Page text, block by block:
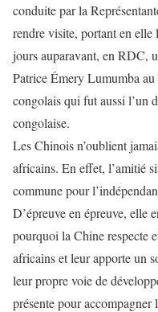
conduite par la
rendre visite, portant en elle
jours auparavant, en RDC,
Patrice Émery Lumumba
congolais qui fut aussi l’un
congolaise.
Les Chinoisn’oublient
africains. En effet, l’amitié
commune pour
D’épreuveen épreuve, elle
pourquoi la Chinerespecte
africains etleur apporte un
leur propre voie de
présentepour accompagner